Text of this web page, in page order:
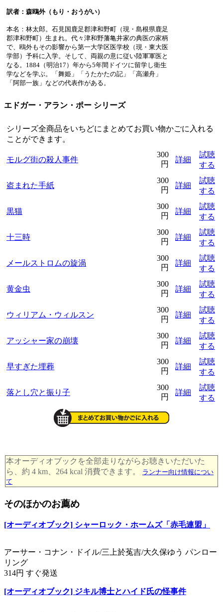
訳者：森鴎外（もり・おうがい）
本名：林太郎。石見国鹿足郡津和野町（現・島根県鹿足
郡津和野町）生まれ。代々津和野藩亀井家の典医の家柄
で、鴎外もその影響から第一大学区医学校（現・東大医
学部）予科に入学。そして、両親の意に従い陸軍軍医と
なる。1884（明治17）年から5年間ドイツに留学し衛生
学などを学ぶ。「舞姫」「うたかたの記」「高瀬舟」
「阿部一族」などの代表作がある。
エドガー・アラン・ポー シリーズ
シリーズ全商品をいちどにまとめてお買い物かごに入れる
ことができます。
モルグ街の殺人事件
300
円
詳細
試聴
する
盗まれた手紙
300
円
詳細
試聴
する
黒猫
300
円
詳細
試聴
する
十三時
300
円
詳細
試聴
する
メールストロムの旋渦
300
円
詳細
試聴
する
黄金虫
300
円
詳細
試聴
する
ウィリアム・ウィルスン
300
円
詳細
試聴
する
アッシャー家の崩壊
300
円
詳細
試聴
する
早すぎた埋葬
300
円
詳細
試聴
する
落とし穴と振り子
300
円
詳細
試聴
する
本オーディオブックを全部走りながらお聴きいただいた
ら、約 4 km、264 kcal 消費できます。
ランナー向け情報につい
て
そのほかのお薦め
[オーディオブック] シャーロック・ホームズ「赤毛連盟」
アーサー・コナン・ドイル/三上於菟吉/大久保ゆう パンロー
リング
314円 すぐ発送
[オーディオブック] ジキル博士とハイド氏の怪事件